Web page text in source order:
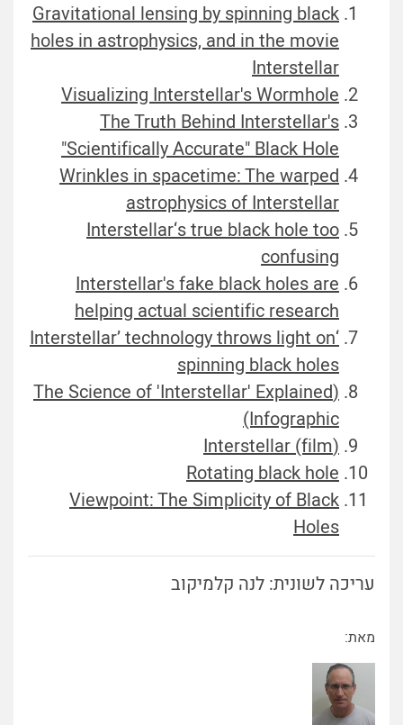
Gravitational lensing by spinning black
holes in astrophysics, and in the movie
Interstellar
Visualizing Interstellar's Wormhole
The Truth Behind Interstellar's
"Scientifically Accurate" Black Hole
Wrinkles in spacetime: The warped
astrophysics of Interstellar
Interstellar‘s true black hole too
confusing
Interstellar's fake black holes are
helping actual scientific research
‘Interstellar’ technology throws light on
spinning black holes
(The Science of 'Interstellar' Explained
(Infographic
(Interstellar (film
Rotating black hole
Viewpoint: The Simplicity of Black
Holes
עריכה לשונית: לנה קלמיקוב
מאת: